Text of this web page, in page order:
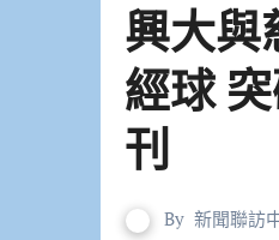
興大與
經球
刊
By 新聞聯訪